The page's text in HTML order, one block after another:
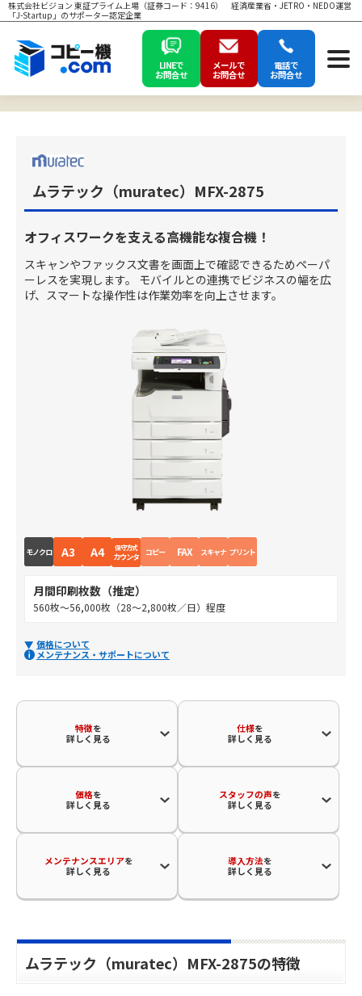
株式会社ビジョン 東証プライム上場（証券コード：9416） 経済産業省・JETRO・NEDO運営
「J-Startup」のサポーター認定企業
LINEで
お問合せ
メールで
お問合せ
電話で
お問合せ
ムラテック（muratec）MFX-2875
オフィスワークを支える高機能な複合機！
スキャンやファックス文書を画面上で確認できるためペーパ
ーレスを実現します。 モバイルとの連携でビジネスの幅を広
げ、スマートな操作性は作業効率を向上させます。
モノクロ A3 A4 保守方式
カウンタ コピー FAX スキャナ プリント
月間印刷枚数（推定）
560枚～56,000枚（28～2,800枚／日）程度
価格について
メンテナンス・サポートについて
特徴を
詳しく見る
仕様を
詳しく見る
価格を
詳しく見る
スタッフの声を
詳しく見る
メンテナンスエリアを
詳しく見る
導入方法を
詳しく見る
ムラテック（muratec）MFX-2875の特徴